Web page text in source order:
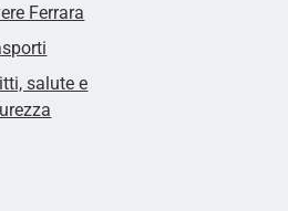
Ferrara
salute e